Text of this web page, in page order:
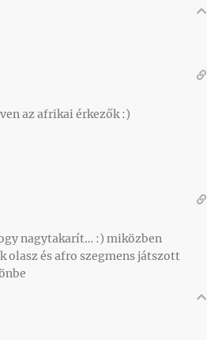
az afrikai érkezők :)
nagytakarít… :) miközben
olasz és afro szegmens játszott